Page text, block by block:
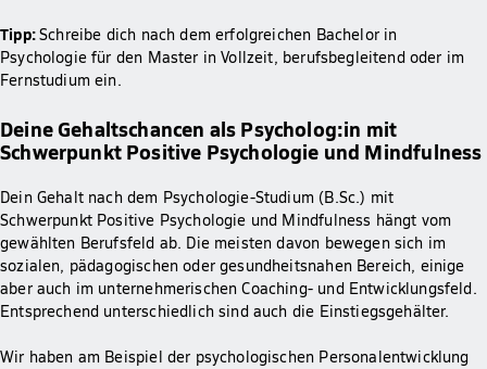
Tipp:Schreibe dich nach dem erfolgreichen Bachelor in
Psychologie für den Master in Vollzeit, berufsbegleitend oder im
Fernstudium ein.
Deine Gehaltschancen als Psycholog:in mit
Schwerpunkt Positive Psychologie und Mindfulness
Dein Gehalt nach dem Psychologie-Studium (B.Sc.) mit
Schwerpunkt Positive Psychologie und Mindfulness hängt vom
gewählten Berufsfeld ab. Die meisten davon bewegen sich im
sozialen, pädagogischen oder gesundheitsnahen Bereich, einige
aber auch im unternehmerischen Coaching- und Entwicklungsfeld.
Entsprechend unterschiedlich sind auch die Einstiegsgehälter.
Wir haben am Beispiel der psychologischen Personalentwicklung